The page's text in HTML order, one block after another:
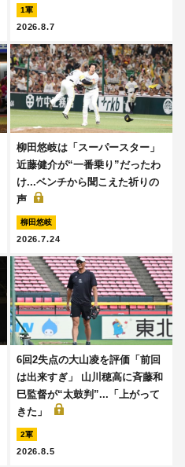
1軍
2026.8.7
柳田悠岐は「スーパースター」
近藤健介が“一番乗り”だったわ
け...ベンチから聞こえた祈りの
声
柳田悠岐
2026.7.24
6回2失点の大山凌を評価「前回
は出来すぎ」 山川穂高に斉藤和
巳監督が“太鼓判”...「上がって
きた」
2軍
2026.8.5